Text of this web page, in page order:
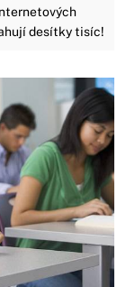
desítky tisíc!